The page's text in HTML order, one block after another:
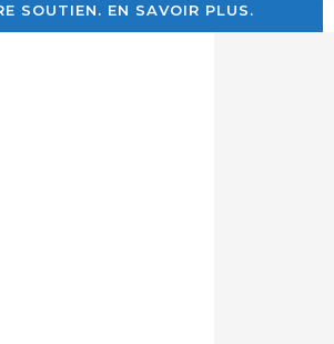
SOUTIEN. EN SAVOIR PLUS.